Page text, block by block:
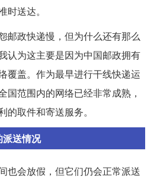
时送达。
邮政快递慢，但为什么还有那么
认为这主要是因为中国邮政拥有
覆盖。作为最早进行干线快递运
国范围内的网络已经非常成熟，
取件和寄送服务。
派送情况
也会放假，但它们仍会正常派送